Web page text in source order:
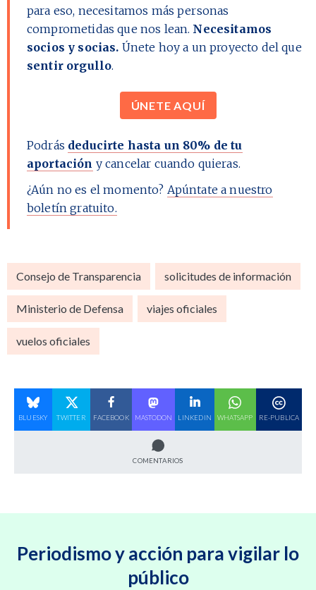
para eso, necesitamos más personas
comprometidas que nos lean. Necesitamos
socios y socias. Únete hoy a un proyecto del que
sentir orgullo.
ÚNETE AQUÍ
Podrás deducirte hasta un 80% de tu
aportación y cancelar cuando quieras.
¿Aún no es el momento? Apúntate a nuestro
boletín gratuito.
Consejo de Transparencia solicitudes de información
Ministerio de Defensa viajes oficiales
vuelos oficiales
BLUESKY TWITTER FACEBOOK MASTODON LINKEDIN WHATSAPP RE-PUBLICA
COMENTARIOS
Periodismo y acción para vigilar lo
público